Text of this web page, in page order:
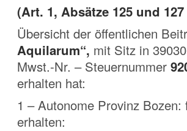
(Art. 1, Absätze 125 und
Übersicht der öffentlichen
Aquilarum“, mit Sitz in
Mwst.-Nr. – Steuernummer
erhalten hat:
1 – Autonome Provinz
erhalten: